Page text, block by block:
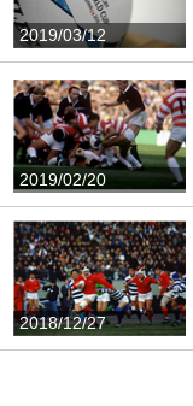
2019/03/12
2019/02/20
2018/12/27